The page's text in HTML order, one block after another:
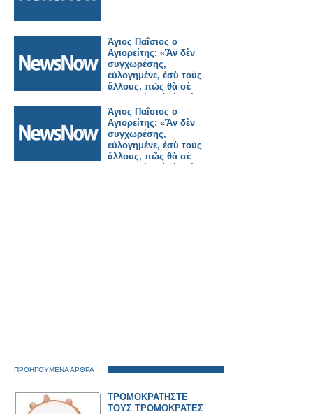
Άγιος Παΐσιος ο
Αγιορείτης: «Ἂν δὲν
συγχωρέσης,
εὐλογημένε, ἐσὺ τοὺς
ἄλλους, πῶς θὰ σὲ
συγχωρέση ἐσένα ὁ
Θεός;»
Άγιος Παΐσιος ο
Αγιορείτης: «Ἂν δὲν
συγχωρέσης,
εὐλογημένε, ἐσὺ τοὺς
ἄλλους, πῶς θὰ σὲ
συγχωρέση ἐσένα ὁ
ΠΡΟΗΓΟΥΜΕΝΑ ΑΡΘΡΑ
ΤΡΟΜΟΚΡΑΤΗΣΤΕ
ΤΟΥΣ ΤΡΟΜΟΚΡΑΤΕΣ